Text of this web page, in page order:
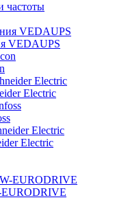
частоты
VEDAUPS
Electric
Electric